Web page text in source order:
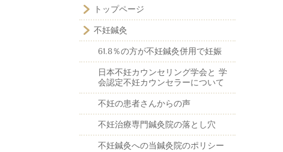
トップページ
不妊鍼灸
61.8％の方が不妊鍼灸併用で妊娠
日本不妊カウンセリング学会と 学
会認定不妊カウンセラーについて
不妊の患者さんからの声
不妊治療専門鍼灸院の落とし穴
不妊鍼灸への当鍼灸院のポリシー